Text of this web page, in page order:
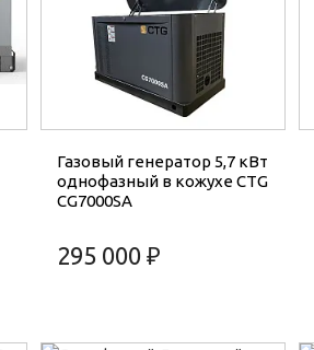
Газовый генератор 5,7 кВт
однофазный в кожухе CTG
CG7000SA
295 000 ₽